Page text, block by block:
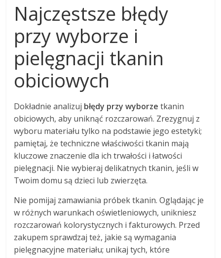
Najczęstsze błędy
przy wyborze i
pielęgnacji tkanin
obiciowych
Dokładnie analizuj błędy przy wyborze tkanin
obiciowych, aby uniknąć rozczarowań. Zrezygnuj z
wyboru materiału tylko na podstawie jego estetyki;
pamiętaj, że techniczne właściwości tkanin mają
kluczowe znaczenie dla ich trwałości i łatwości
pielęgnacji. Nie wybieraj delikatnych tkanin, jeśli w
Twoim domu są dzieci lub zwierzęta.
Nie pomijaj zamawiania próbek tkanin. Oglądając je
w różnych warunkach oświetleniowych, unikniesz
rozczarowań kolorystycznych i fakturowych. Przed
zakupem sprawdzaj też, jakie są wymagania
pielęgnacyjne materiału; unikaj tych, które